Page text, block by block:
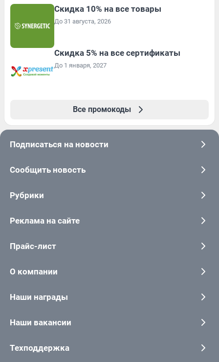
Скидка 10% на все товары
До 31 августа, 2026
Скидка 5% на все сертификаты
До 1 января, 2027
Все промокоды
Подписаться на новости
Сообщить новость
Рубрики
Реклама на сайте
Прайс-лист
О компании
Наши награды
Наши вакансии
Техподдержка